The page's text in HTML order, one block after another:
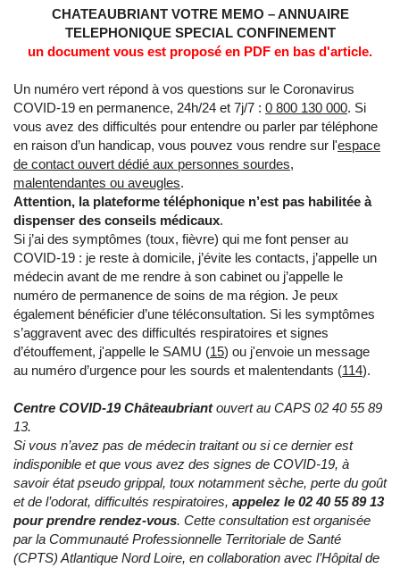
CHATEAUBRIANT VOTRE MEMO – ANNUAIRE
TELEPHONIQUE SPECIAL CONFINEMENT
un document vous est proposé en PDF en bas d'article.
Un numéro vert répond à vos questions sur le Coronavirus
COVID-19 en permanence, 24h/24 et 7j/7 : 0 800 130 000. Si
vous avez des difficultés pour entendre ou parler par téléphone
en raison d’un handicap, vous pouvez vous rendre sur l'espace
de contact ouvert dédié aux personnes sourdes,
malentendantes ou aveugles.
Attention, la plateforme téléphonique n’est pas habilitée à
dispenser des conseils médicaux.
Si j’ai des symptômes (toux, fièvre) qui me font penser au
COVID-19 : je reste à domicile, j’évite les contacts, j’appelle un
médecin avant de me rendre à son cabinet ou j’appelle le
numéro de permanence de soins de ma région. Je peux
également bénéficier d’une téléconsultation. Si les symptômes
s’aggravent avec des difficultés respiratoires et signes
d’étouffement, j'appelle le SAMU (15) ou j'envoie un message
au numéro d’urgence pour les sourds et malentendants (114).
Centre COVID-19 Châteaubriantouvert au CAPS 02 40 55 89
13.
Si vous n’avez pas de médecin traitant ou si ce dernier est
indisponible et que vous avez des signes de COVID-19, à
savoir état pseudo grippal, toux notamment sèche, perte du goût
et de l’odorat, difficultés respiratoires, appelez le 02 40 55 89 13
pour prendre rendez-vous. Cette consultation est organisée
par la Communauté Professionnelle Territoriale de Santé
(CPTS) Atlantique Nord Loire, en collaboration avec l’Hôpital de